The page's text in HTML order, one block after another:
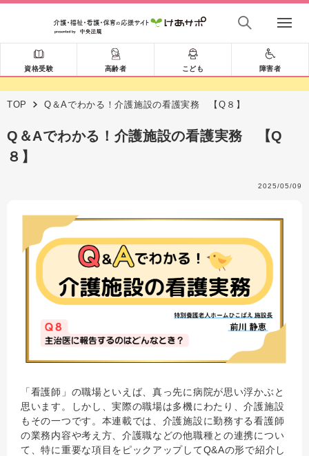
資格受験 高齢者 こども 障害者
TOP Q＆Aでわかる！介護施設の看護実務 【Q８】
Q＆Aでわかる！介護施設の看護実務 【Q
８】
2025/05/09
「看護師」の職場といえば、真っ先に病院が思い浮かぶと
思います。しかし、実際の職場は多機にわたり、介護施設
もその一つです。本連載では、介護施設に勤務する看護師
の業務内容や考え方、介護職などの他職種との連携につい
て、特に重要な項目をピックアップしてQ&Aの形で紹介し